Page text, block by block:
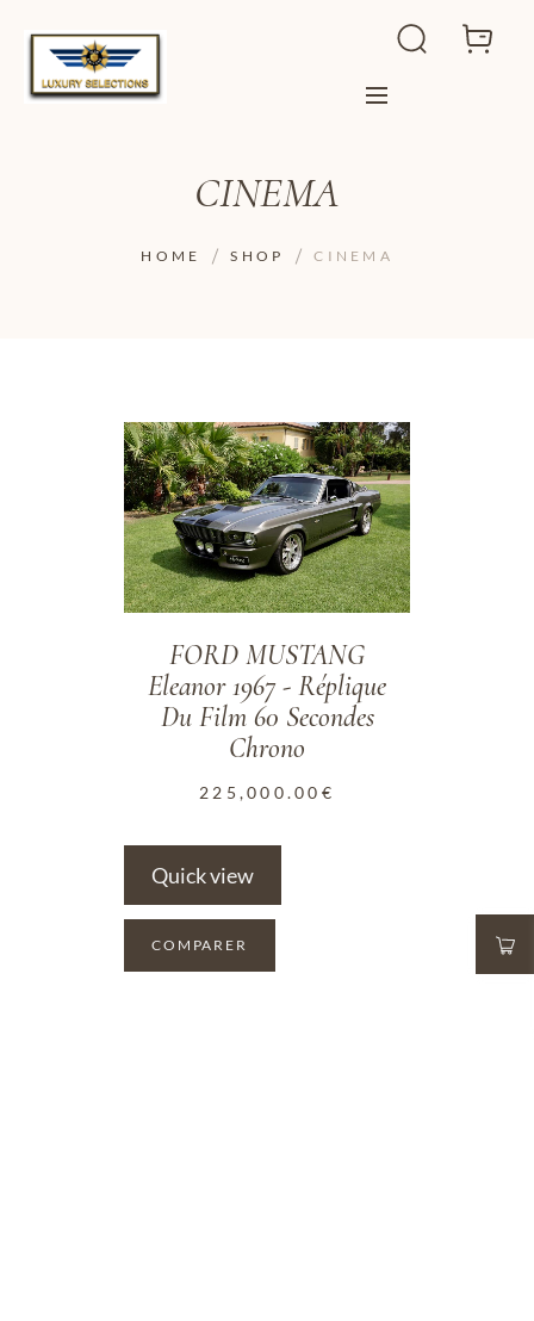
CINEMA
HOME SHOP CINEMA
ADD TO WISHLIST
FORD MUSTANG
Eleanor 1967 - Réplique
Du Film 60 Secondes
Chrono
225,000.00 €
Quick view
COMPARER